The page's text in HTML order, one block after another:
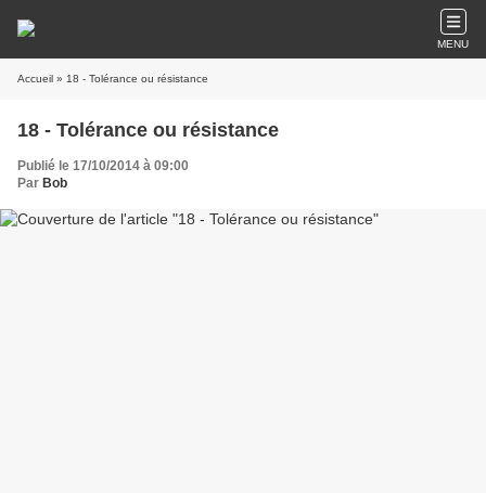
MENU
Accueil » 18 - Tolérance ou résistance
18 - Tolérance ou résistance
Publié le 17/10/2014 à 09:00
Par Bob